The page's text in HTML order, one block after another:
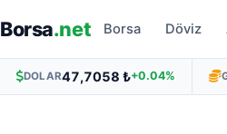
Borsa.net Borsa Döviz
DOLAR47,7058 ₺+0.04%